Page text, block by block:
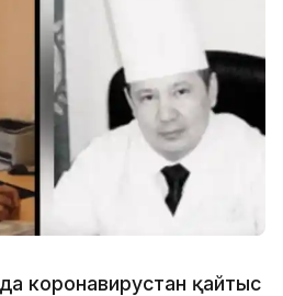
коронавирустан қайтыс